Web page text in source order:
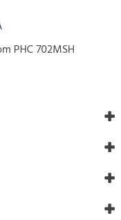
PHC 702MSH
Be the first who write